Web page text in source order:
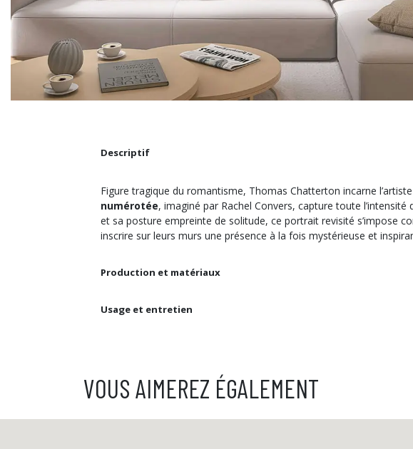
Descriptif
Figure tragique du romantisme, Thomas Chatterton incarne
numérotée, imaginé par Rachel Convers, capture toute
et sa posture empreinte de solitude, ce portrait revisité s’impose
inscrire sur leurs murs une présence à la fois mystérieuse et
Production et matériaux
Usage et entretien
VOUS AIMEREZ ÉGALEMENT